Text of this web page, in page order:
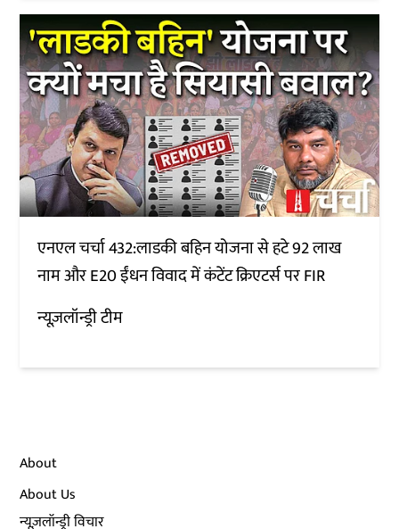
एनएल चर्चा 432:लाडकी बहिन योजना से हटे 92 लाख
नाम और E20 ईंधन विवाद में कंटेंट क्रिएटर्स पर FIR
न्यूज़लॉन्ड्री टीम
About
About Us
न्यूज़लॉन्ड्री विचार